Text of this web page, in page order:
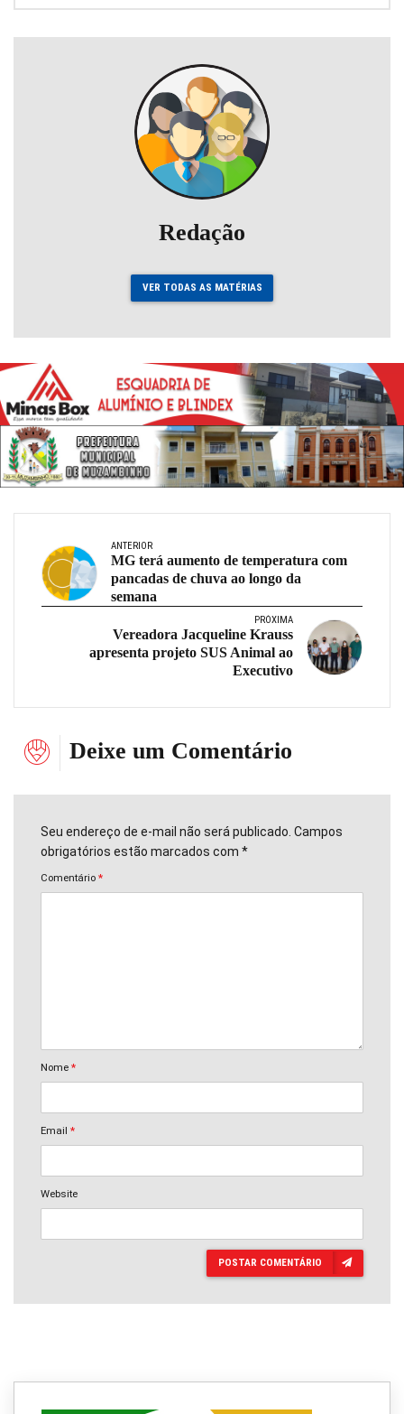
Redação
VER TODAS AS MATÉRIAS
ANTERIOR
MG terá aumento de temperatura com
pancadas de chuva ao longo da
semana
PRÓXIMA
Vereadora Jacqueline Krauss
apresenta projeto SUS Animal ao
Executivo
Deixe um Comentário
Seu endereço de e-mail não será publicado. Campos
obrigatórios estão marcados com *
Comentário *
Nome *
Email *
Website
POSTAR COMENTÁRIO